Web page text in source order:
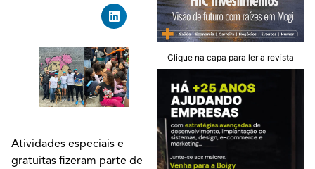
Atividades especiais e
gratuitas fizeram parte de
Clique na capa para ler a revista